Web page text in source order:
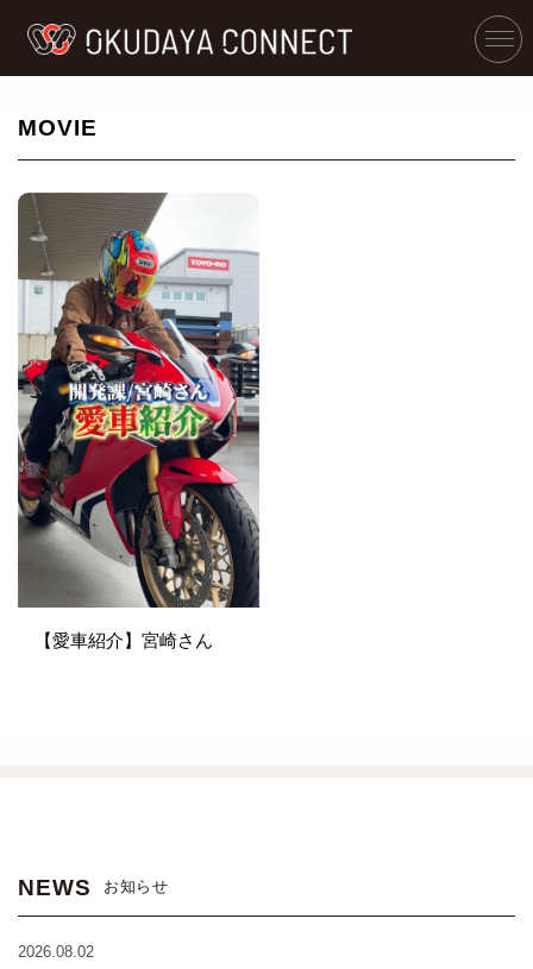
MOVIE
【愛車紹介】宮崎さん
NEWS お知らせ
2026.08.02